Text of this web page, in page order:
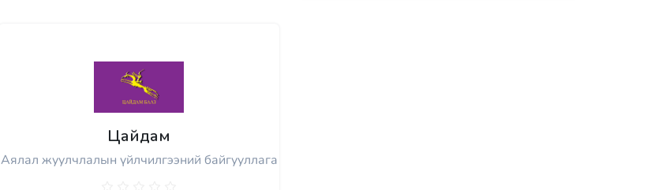
Цайдам
Аялал жуулчлалын үйлчилгээний байгууллага